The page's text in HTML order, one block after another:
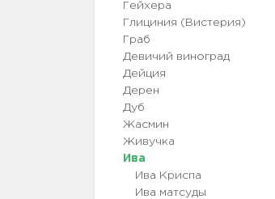
Гейхера
Глициния (Вистерия)
Граб
Девичий виноград
Дейция
Дерен
Дуб
Жасмин
Живучка
Ива
Ива Криспа
Ива матсуды